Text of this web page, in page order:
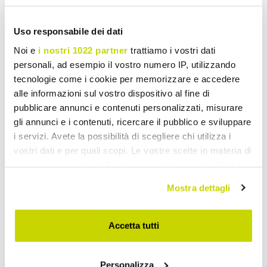
Uso responsabile dei dati
Noi e i nostri 1022 partner trattiamo i vostri dati
personali, ad esempio il vostro numero IP, utilizzando
tecnologie come i cookie per memorizzare e accedere
alle informazioni sul vostro dispositivo al fine di
pubblicare annunci e contenuti personalizzati, misurare
gli annunci e i contenuti, ricercare il pubblico e sviluppare
i servizi. Avete la possibilità di scegliere chi utilizza i
vostri dati e per quali scopi. Le vostre scelte in materia di
modificare o revocare il proprio consenso in qualsiasi
momento dalla Dichiarazione sui cookie o facendo clic
sull'icona di attivazione della privacy.
Mostra dettagli
Accetta tutti
Personalizza
- 30%
VIADURINI IN THE GARDEN
Haveloungesæt i